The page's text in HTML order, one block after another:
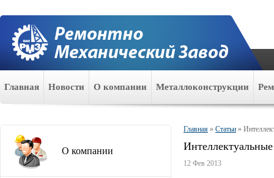
Главная Новости О компании Металлоконструкции
О компании
Главная » Статьи »
12 Фев 2013